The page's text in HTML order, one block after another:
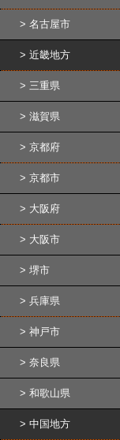
名古屋市
近畿地方
三重県
滋賀県
京都府
京都市
大阪府
大阪市
堺市
兵庫県
神戸市
奈良県
和歌山県
中国地方